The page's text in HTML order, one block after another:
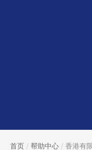
首页 / 帮助中心 / 香港有